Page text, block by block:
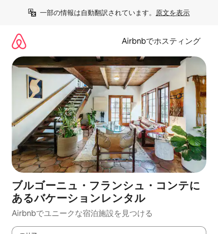
一部の情報は自動翻訳されています。 原文を表示
Airbnbでホスティング
ブルゴーニュ・フランシュ・コンテに
あるバケーションレンタル
Airbnbでユニークな宿泊施設を見つける